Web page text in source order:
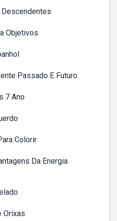
Objetivos
Passado E Futuro
7 Ano
Colorir
Da Energia
Orixas